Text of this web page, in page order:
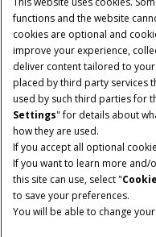
Brugervilkår Privacy
Telematics
© 2026 CNH Industrial America
trademark of CNH Industrial
functions and the website
cookies are optional and
improve your experience,
deliver content tailored to
placed by third party services
used by such third parties for
Settings" for details about
how they are used.
If you accept all optional
If you want to learn more
this site can use, select "
to save your preferences.
You will be able to change